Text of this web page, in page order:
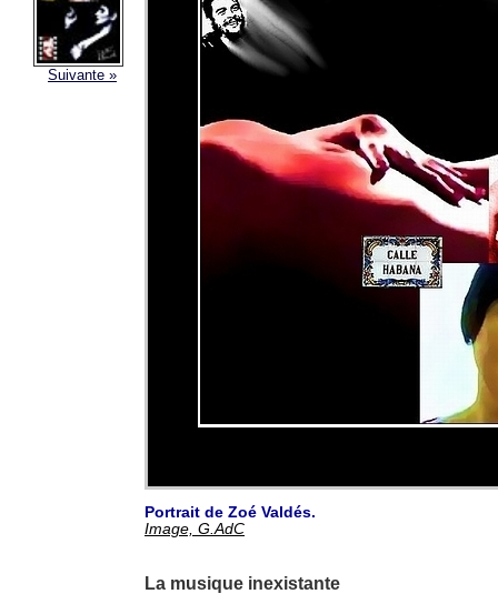
Suivante »
Portrait de Zoé Valdés.
Image, G.AdC
La musique inexistante